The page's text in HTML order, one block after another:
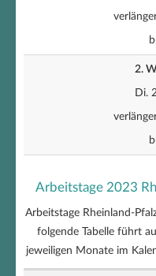
2.
Di.
Arbeitstage 2023
Arbeitstage Rheinland-
folgende Tabelle führt
jeweiligen Monate im